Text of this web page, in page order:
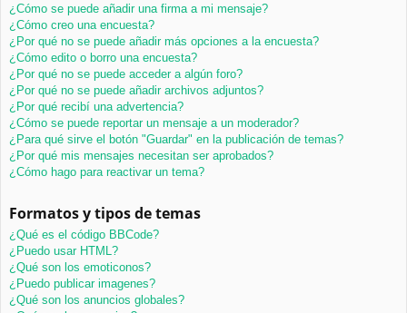
¿Cómo se puede añadir una firma a mi mensaje?
¿Cómo creo una encuesta?
¿Por qué no se puede añadir más opciones a la encuesta?
¿Cómo edito o borro una encuesta?
¿Por qué no se puede acceder a algún foro?
¿Por qué no se puede añadir archivos adjuntos?
¿Por qué recibí una advertencia?
¿Cómo se puede reportar un mensaje a un moderador?
¿Para qué sirve el botón "Guardar" en la publicación de temas?
¿Por qué mis mensajes necesitan ser aprobados?
¿Cómo hago para reactivar un tema?
Formatos y tipos de temas
¿Qué es el código BBCode?
¿Puedo usar HTML?
¿Qué son los emoticonos?
¿Puedo publicar imagenes?
¿Qué son los anuncios globales?